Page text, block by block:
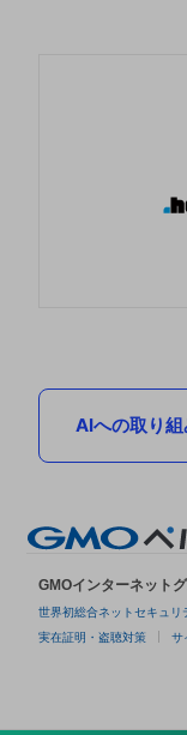
AIへの取り
GMOインターネット
世界初総合ネットセキュリ
実在証明・盗聴対策 サ